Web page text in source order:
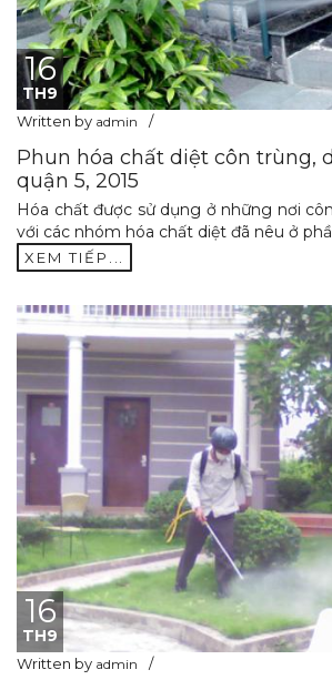
16
TH9
Written by admin
Phun hóa chất diệt côn trùng,
quận 5, 2015
Hóa chất được sử dụng ở những nơi
với các nhóm hóa chất diệt đã nêu ở
XEM TIẾP...
16
TH9
Written by admin